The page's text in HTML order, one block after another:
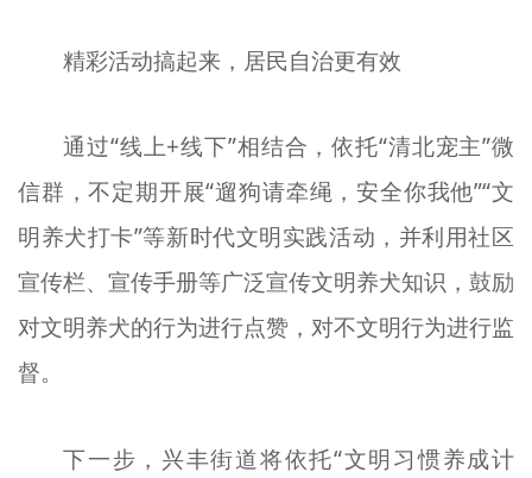
精彩活动搞起来，居民自治更有效
通过“线上+线下”相结合，依托“清北宠主”微
信群，不定期开展“遛狗请牵绳，安全你我他”“文
明养犬打卡”等新时代文明实践活动，并利用社区
宣传栏、宣传手册等广泛宣传文明养犬知识，鼓励
对文明养犬的行为进行点赞，对不文明行为进行监
督。
下一步，兴丰街道将依托“文明习惯养成计